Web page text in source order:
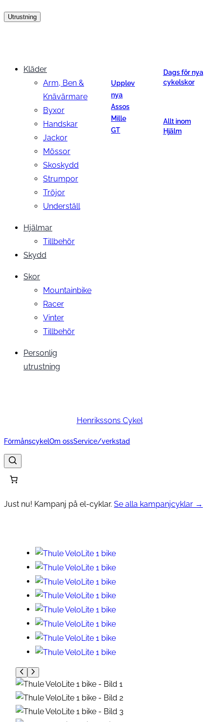
Utrustning
Kläder
Arm, Ben &
Knävärmare
Byxor
Handskar
Jackor
Mössor
Skoskydd
Strumpor
Tröjor
Underställ
Hjälmar
Tillbehör
Skydd
Skor
Mountainbike
Racer
Vinter
Tillbehör
Personlig
utrustning
Upplev
nya
Assos
Mille
GT
Dags för nya
cykelskor
Allt inom
Hjälm
Henrikssons Cykel
FörmånscykelOm ossService/verkstad
Just nu! Kampanj på el-cyklar. Se alla kampanjcyklar →